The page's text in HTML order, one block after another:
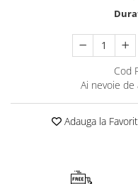
Condimente & Sare
Creme & Esente
Paste Italiene
Cod
Ai nevoie de
Adauga la